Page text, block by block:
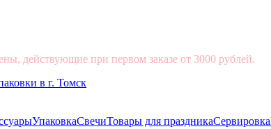
действующие при первом заказе от 3000 рублей.
УпаковкаСвечиТовары для праздникаСервировка